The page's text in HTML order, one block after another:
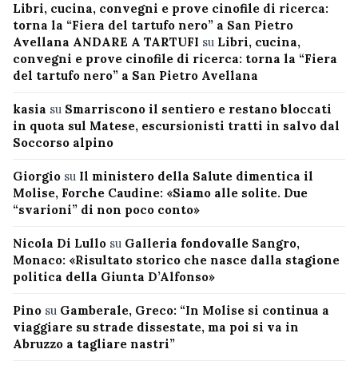
Libri, cucina, convegni e prove cinofile di ricerca:
torna la “Fiera del tartufo nero” a San Pietro
Avellana ANDARE A TARTUFI su Libri, cucina,
convegni e prove cinofile di ricerca: torna la “Fiera
del tartufo nero” a San Pietro Avellana
kasia su Smarriscono il sentiero e restano bloccati
in quota sul Matese, escursionisti tratti in salvo dal
Soccorso alpino
Giorgio su Il ministero della Salute dimentica il
Molise, Forche Caudine: «Siamo alle solite. Due
“svarioni” di non poco conto»
Nicola Di Lullo su Galleria fondovalle Sangro,
Monaco: «Risultato storico che nasce dalla stagione
politica della Giunta D’Alfonso»
Pino su Gamberale, Greco: “In Molise si continua a
viaggiare su strade dissestate, ma poi si va in
Abruzzo a tagliare nastri”